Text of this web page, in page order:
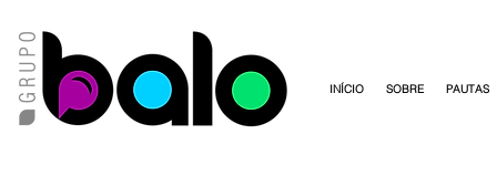
INÍCIO SOBRE PAUTAS